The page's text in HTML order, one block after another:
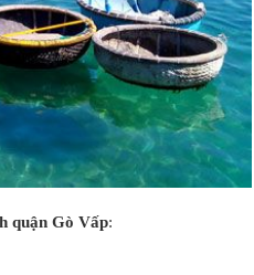
quận Gò Vấp: